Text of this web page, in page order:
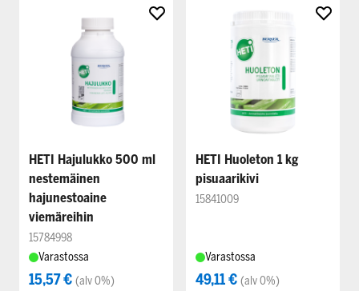
HETI Hajulukko 500 ml
nestemäinen
hajunestoaine
viemäreihin
15784998
Varastossa
15,57 € (alv 0%)
HETI Huoleton 1 kg
pisuaarikivi
15841009
Varastossa
49,11 € (alv 0%)